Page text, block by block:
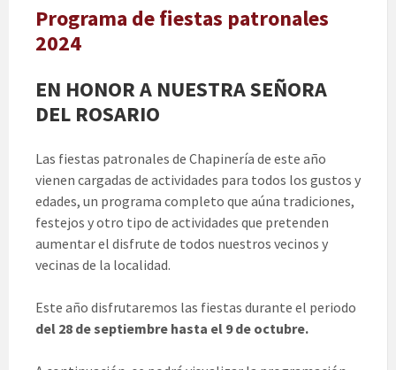
Programa de fiestas patronales
2024
EN HONOR A NUESTRA SEÑORA
DEL ROSARIO
Las fiestas patronales de Chapinería de este año
vienen cargadas de actividades para todos los gustos y
edades, un programa completo que aúna tradiciones,
festejos y otro tipo de actividades que pretenden
aumentar el disfrute de todos nuestros vecinos y
vecinas de la localidad.
Este año disfrutaremos las fiestas durante el periodo
del 28 de septiembre hasta el 9 de octubre.